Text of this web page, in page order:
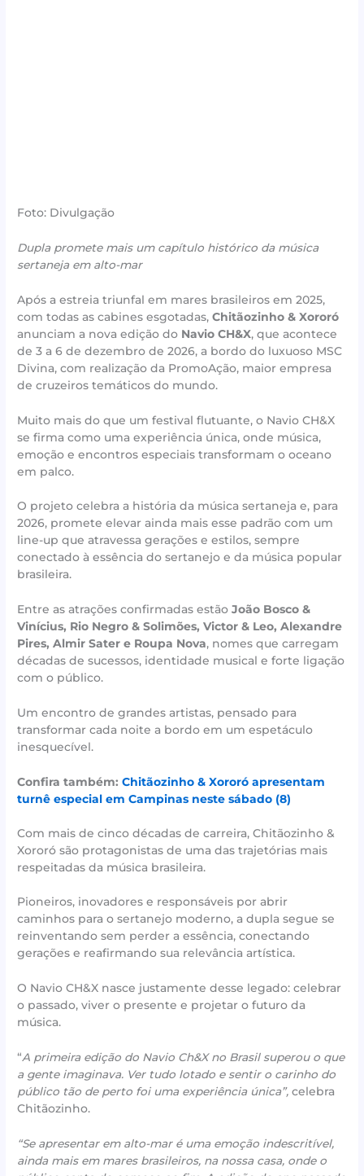
Foto: Divulgação
Dupla promete mais um capítulo histórico da música
sertaneja em alto-mar
Após a estreia triunfal em mares brasileiros em 2025,
com todas as cabines esgotadas,Chitãozinho & Xororó
anunciam a nova edição do Navio CH&X, que acontece
de 3 a 6 de dezembro de 2026, a bordo do luxuoso MSC
Divina, com realização da PromoAção, maior empresa
de cruzeiros temáticos do mundo.
Muito mais do que um festival flutuante, o Navio CH&X
se firma como uma experiência única, onde música,
emoção e encontros especiais transformam o oceano
em palco.
O projeto celebra a história da música sertaneja e, para
2026, promete elevar ainda mais esse padrão com um
line-up que atravessa gerações e estilos, sempre
conectado à essência do sertanejo e da música popular
brasileira.
Entre as atrações confirmadas estãoJoão Bosco &
Vinícius, Rio Negro & Solimões, Victor & Leo, Alexandre
Pires, Almir Sater e Roupa Nova, nomes que carregam
décadas de sucessos, identidade musical e forte ligação
com o público.
Um encontro de grandes artistas, pensado para
transformar cada noite a bordo em um espetáculo
inesquecível.
Confira também:Chitãozinho & Xororó apresentam
turnê especial em Campinas neste sábado (8)
Com mais de cinco décadas de carreira, Chitãozinho &
Xororó são protagonistas de uma das trajetórias mais
respeitadas da música brasileira.
Pioneiros, inovadores e responsáveis por abrir
caminhos para o sertanejo moderno, a dupla segue se
reinventando sem perder a essência, conectando
gerações e reafirmando sua relevância artística.
O Navio CH&X nasce justamente desse legado: celebrar
o passado, viver o presente e projetar o futuro da
música.
“A primeira edição do Navio Ch&X no Brasil superou o que
a gente imaginava. Ver tudo lotado e sentir o carinho do
público tão de perto foi uma experiência única”,celebra
Chitãozinho.
“Se apresentar em alto-mar é uma emoção indescritível,
ainda mais em mares brasileiros, na nossa casa, onde o